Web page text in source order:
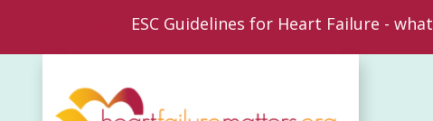
ESC Guidelines for Heart Failure - what